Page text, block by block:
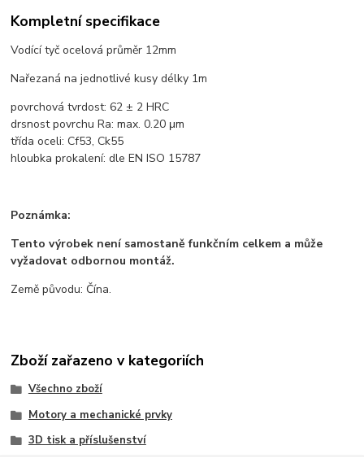
Kompletní specifikace
Vodící tyč ocelová průměr 12mm
Nařezaná na jednotlivé kusy délky 1m
povrchová tvrdost: 62 ± 2 HRC
drsnost povrchu Ra: max. 0.20 μm
třída oceli: Cf53, Ck55
hloubka prokalení: dle EN ISO 15787
Poznámka:
Tento výrobek není samostaně funkčním celkem a může
vyžadovat odbornou montáž.
Země původu: Čína.
Zboží zařazeno v kategoriích
Všechno zboží
Motory a mechanické prvky
3D tisk a příslušenství